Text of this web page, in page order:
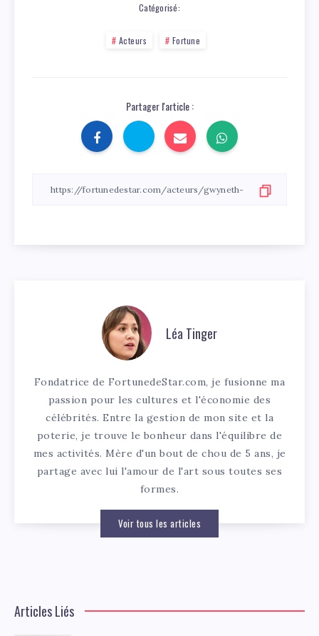
Catégorisé:
Acteurs Fortune
Partager l'article :
Léa Tinger
Fondatrice de FortunedeStar.com, je fusionne ma
passion pour les cultures et l'économie des
célébrités. Entre la gestion de mon site et la
poterie, je trouve le bonheur dans l'équilibre de
mes activités. Mère d'un bout de chou de 5 ans, je
partage avec lui l'amour de l'art sous toutes ses
formes.
Voir tous les articles
Articles Liés